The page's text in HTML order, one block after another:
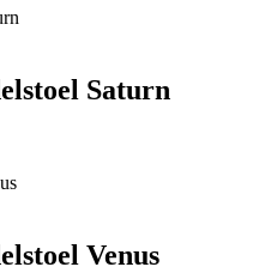
Saturn
Venus